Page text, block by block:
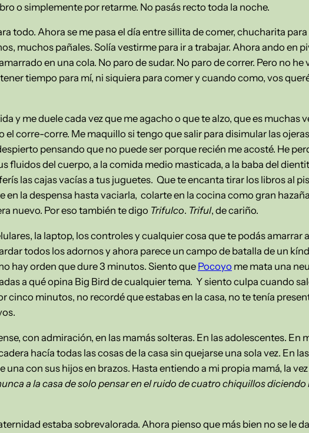
o simplemente por retarme. No pasás recto toda la noche.
todo. Ahora se me pasa el día entre sillita de comer, chucharita
muchos pañales. Solía vestirme para ir a trabajar. Ahora ando en
en una cola. No paro de sudar. No paro de correr. Pero no he
tiempo para mí, ni siquiera para comer y cuando como, vos
y me duele cada vez que me agacho o que te alzo, que es muchas
el corre-corre. Me maquillo si tengo que salir para disimular las
pensando que no puede ser porque recién me acosté. He
fluidos del cuerpo, a la comida medio masticada, a la baba del
las cajas vacías a tus juguetes. Que te encanta tirar los libros al
en la despensa hasta vaciarla, colarte en la cocina como gran
nuevo. Por eso también te digo Trifulco. Triful, de cariño.
la laptop, los controles y cualquier cosa que te podás amarrar
todos los adornos y ahora parece un campo de batalla de un
hay orden que dure 3 minutos. Siento que Pocoyo me mata una
a qué opina Big Bird de cualquier tema. Y siento culpa cuando
cinco minutos, no recordé que estabas en la casa, no te tenía
con admiración, en las mamás solteras. En las adolescentes. En
hacía todas las cosas de la casa sin quejarse una sola vez. En
una con sus hijos en brazos. Hasta entiendo a mi propia mamá, la
a la casa de solo pensar en el ruido de cuatro chiquillos
estaba sobrevalorada. Ahora pienso que más bien no se le